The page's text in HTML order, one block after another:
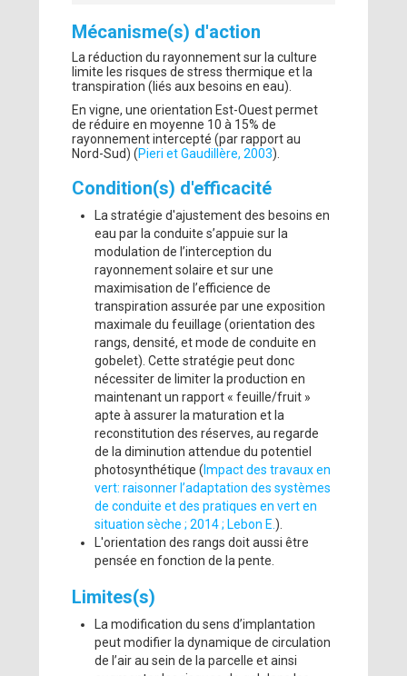
Mécanisme(s) d'action
La réduction du rayonnement sur la culture
limite les risques de stress thermique et la
transpiration (liés aux besoins en eau).
En vigne, une orientation Est-Ouest permet
de réduire en moyenne 10 à 15% de
rayonnement intercepté (par rapport au
Nord-Sud) (Pieri et Gaudillère, 2003).
Condition(s) d'efficacité
La stratégie d'ajustement des besoins en
eau par la conduite s’appuie sur la
modulation de l’interception du
rayonnement solaire et sur une
maximisation de l’efficience de
transpiration assurée par une exposition
maximale du feuillage (orientation des
rangs, densité, et mode de conduite en
gobelet). Cette stratégie peut donc
nécessiter de limiter la production en
maintenant un rapport « feuille/fruit »
apte à assurer la maturation et la
reconstitution des réserves, au regarde
de la diminution attendue du potentiel
photosynthétique ( Impact des travaux en
vert: raisonner l’adaptation des systèmes
de conduite et des pratiques en vert en
situation sèche ; 2014 ; Lebon E.).
L'orientation des rangs doit aussi être
pensée en fonction de la pente.
Limites(s)
La modification du sens d’implantation
peut modifier la dynamique de circulation
de l’air au sein de la parcelle et ainsi